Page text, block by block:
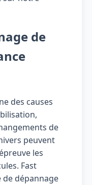
de
des causes
de
peuvent
les
Fast
de dépannage